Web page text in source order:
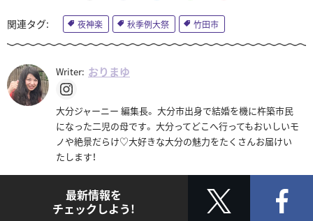
夜神楽 秋季例大祭 竹田市
Writer: おりまゆ
大分ジャーニー 編集長。 大分市出身で結婚を機に杵築市民
になった二児の母です。 大分ってどこへ行ってもおいしいモ
ノや絶景だらけ♡大好きな大分の魅力をたくさんお届けい
たします！
最新情報を
チェックしよう!